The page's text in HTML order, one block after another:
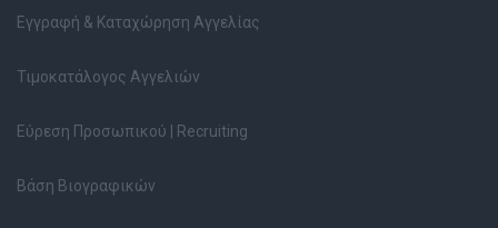
Εγγραφή & Καταχώρηση Αγγελίας
Τιμοκατάλογος Αγγελιών
Εύρεση Προσωπικού | Recruiting
Βάση Βιογραφικών